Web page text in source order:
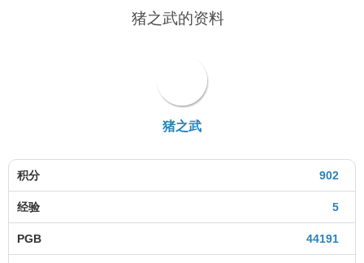
猪之武的资料
猪之武
902
积分
5
经验
44191
PGB